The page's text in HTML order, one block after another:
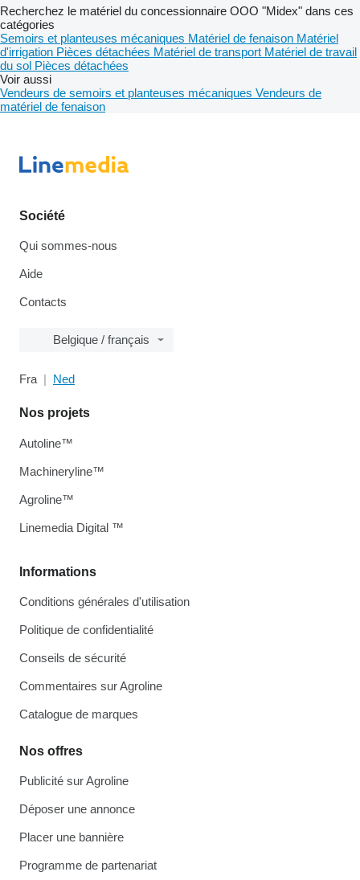
Recherchez le matériel du concessionnaire OOO "Midex" dans ces
catégories
Semoirs et planteuses mécaniques Matériel de fenaison Matériel
d'irrigation Pièces détachées Matériel de transport Matériel de travail
du sol Pièces détachées
Voir aussi
Vendeurs de semoirs et planteuses mécaniques Vendeurs de
matériel de fenaison
Société
Qui sommes-nous
Aide
Contacts
Belgique / français
Fra Ned
Informations
Conditions générales d'utilisation
Politique de confidentialité
Conseils de sécurité
Commentaires sur Agroline
Catalogue de marques
Nos offres
Publicité sur Agroline
Déposer une annonce
Placer une bannière
Programme de partenariat
Nos projets
Autoline™
Machineryline™
Agroline™
Linemedia Digital ™